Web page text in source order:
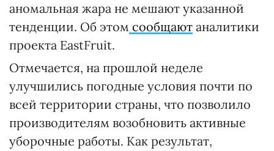
аномальная жара не мешают указанной
тенденции. Об этом сообщают аналитики
проекта EastFruit.
Отмечается, на прошлой неделе
улучшились погодные условия почти по
всей территории страны, что позволило
производителям возобновить активные
уборочные работы. Как результат,